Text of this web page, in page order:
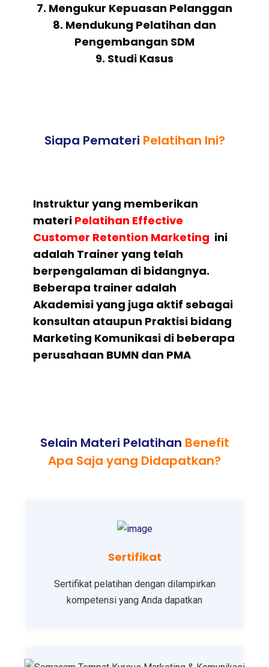
7. Mengukur Kepuasan Pelanggan
8. Mendukung Pelatihan dan
Pengembangan SDM
9. Studi Kasus
Siapa Pemateri Pelatihan Ini?
Instruktur yang memberikan
materi Pelatihan Effective
Customer Retention Marketing ini
adalah Trainer yang telah
berpengalaman di bidangnya.
Beberapa trainer adalah
Akademisi yang juga aktif sebagai
konsultan ataupun Praktisi bidang
Marketing Komunikasi di beberapa
perusahaan BUMN dan PMA
Selain Materi Pelatihan Benefit
Apa Saja yang Didapatkan?
Sertifikat
Sertifikat pelatihan dengan dilampirkan
kompetensi yang Anda dapatkan